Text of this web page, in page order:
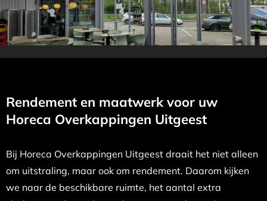
Rendement en maatwerk voor uw
Horeca Overkappingen Uitgeest
Bij Horeca Overkappingen Uitgeest draait het niet alleen
om uitstraling, maar ook om rendement. Daarom kijken
we naar de beschikbare ruimte, het aantal extra